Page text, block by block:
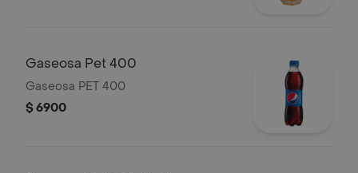
Gaseosa Pet 400
Gaseosa PET 400
$ 6900